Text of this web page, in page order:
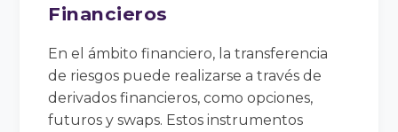
Financieros
En el ámbito financiero, la transferencia
de riesgos puede realizarse a través de
derivados financieros, como opciones,
futuros y swaps. Estos instrumentos